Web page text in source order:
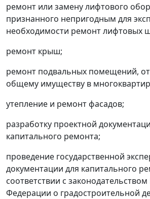
ремонт или замену лифтового
признанного непригодным для
необходимости ремонт лифтовых
ремонт крыш;
ремонт подвальных помещений,
общему имуществу в
утепление и ремонт фасадов;
разработку проектной
капитального ремонта;
проведение государственной
документации для капитального
соответствии с
Федерации о градостроительной